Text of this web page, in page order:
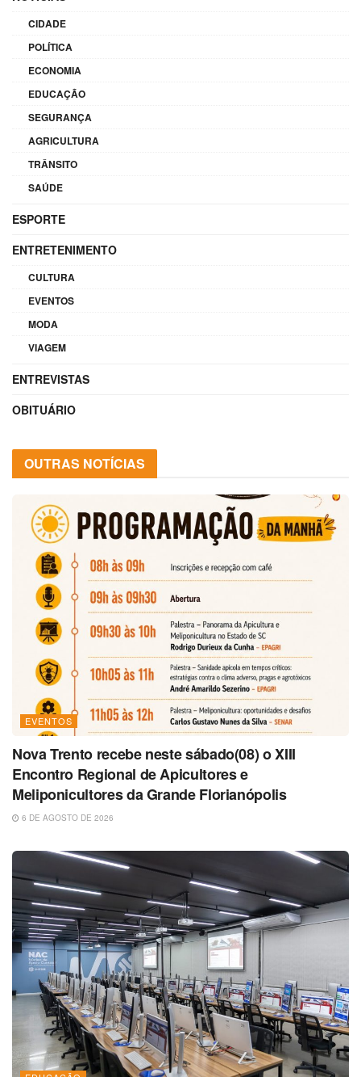
CIDADE
POLÍTICA
ECONOMIA
EDUCAÇÃO
SEGURANÇA
AGRICULTURA
TRÂNSITO
SAÚDE
ESPORTE
ENTRETENIMENTO
CULTURA
EVENTOS
MODA
VIAGEM
ENTREVISTAS
OBITUÁRIO
OUTRAS NOTÍCIAS
EVENTOS
Nova Trento recebe neste sábado(08) o XIII
Encontro Regional de Apicultores e
Meliponicultores da Grande Florianópolis
6 DE AGOSTO DE 2026